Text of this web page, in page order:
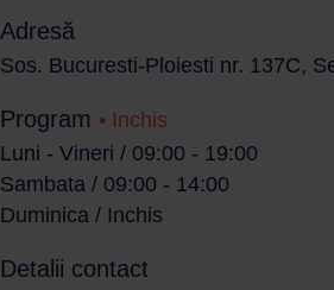
Adresă
Sos. Bucuresti-Ploiesti nr. 137C,
Program • Inchis
Luni - Vineri / 09:00 - 19:00
Sambata / 09:00 - 14:00
Duminica / Inchis
Detalii contact